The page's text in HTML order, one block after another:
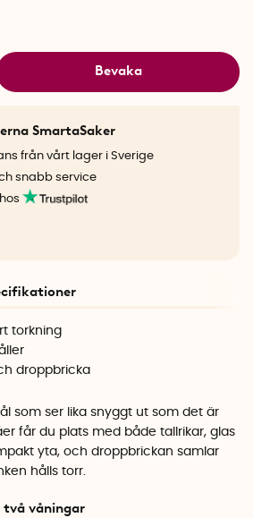
Bevaka
SmartaSaker
från vårt lager i Sverige
snabb service
torkning
droppbricka
som ser lika snyggt ut som det är
får du plats med både tallrikar, glas
yta, och droppbrickan samlar
hålls torr.
två våningar